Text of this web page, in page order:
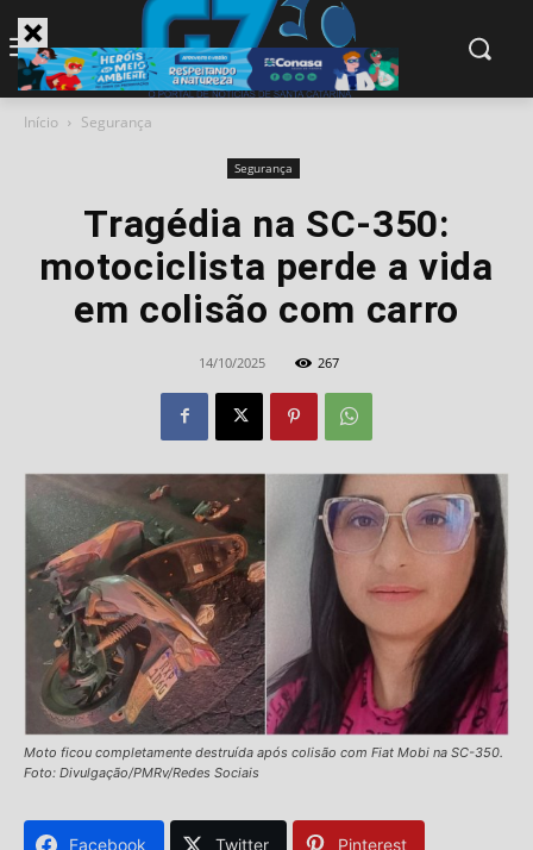
Início Segurança
Segurança
Tragédia na SC-350:
motociclista perde a vida
em colisão com carro
14/10/2025 267
Moto ficou completamente destruída após colisão com Fiat Mobi na SC-350.
Foto: Divulgação/PMRv/Redes Sociais
Facebook Twitter Pinterest
modal-check